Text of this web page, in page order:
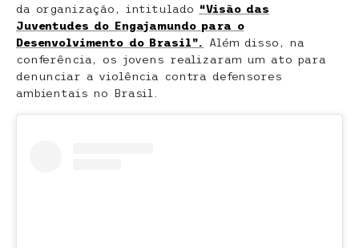
da organização, intitulado “Visão das
Juventudes do Engajamundo para o
Desenvolvimento do Brasil”.
Além disso, na
conferência, os jovens realizaram um ato para
denunciar a violência contra defensores
ambientais no Brasil.